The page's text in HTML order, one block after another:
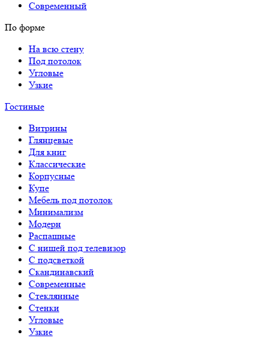
Современный
По форме
На всю стену
Под потолок
Угловые
Узкие
Гостиные
Витрины
Глянцевые
Для книг
Классические
Корпусные
Купе
Мебель под потолок
Минимализм
Модерн
Распашные
С нишей под телевизор
С подсветкой
Скандинавский
Современные
Стеклянные
Стенки
Угловые
Узкие